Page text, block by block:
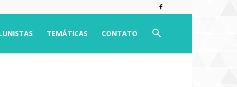
TEMÁTICAS CONTATO